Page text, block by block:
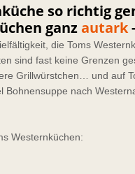
so richtig
ganzautark-
die Toms
sind fast keine Grenzen
Grillwürstchen… und auf
nach
Westernküchen: